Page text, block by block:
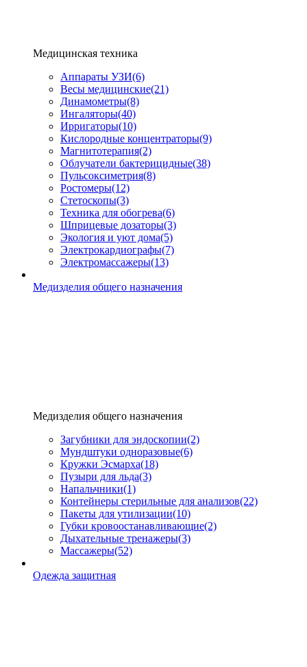
Медицинская техника
Аппараты УЗИ(6)
Весы медицинские(21)
Динамометры(8)
Ингаляторы(40)
Ирригаторы(10)
Кислородные концентраторы(9)
Магнитотерапия(2)
Облучатели бактерицидные(38)
Пульсоксиметрия(8)
Ростомеры(12)
Стетоскопы(3)
Техника для обогрева(6)
Шприцевые дозаторы(3)
Экология и уют дома(5)
Электрокардиографы(7)
Электромассажеры(13)
Медизделия общего назначения
Медизделия общего назначения
Загубники для эндоскопии(2)
Мундштуки одноразовые(6)
Кружки Эсмарха(18)
Пузыри для льда(3)
Напальчники(1)
Контейнеры стерильные для анализов(22)
Пакеты для утилизации(10)
Губки кровоостанавливающие(2)
Дыхательные тренажеры(3)
Массажеры(52)
Одежда защитная